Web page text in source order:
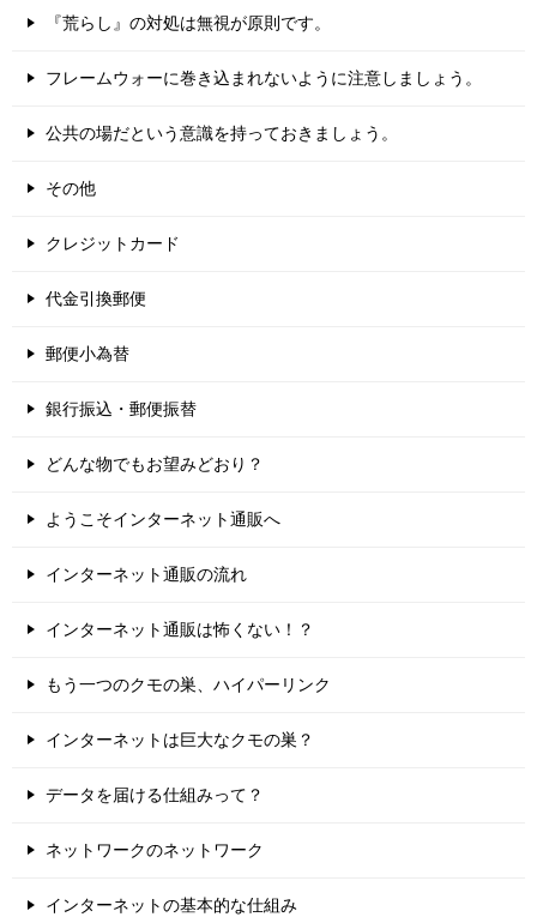
『荒らし』の対処は無視が原則です。
フレームウォーに巻き込まれないように注意しましょう。
公共の場だという意識を持っておきましょう。
その他
クレジットカード
代金引換郵便
郵便小為替
銀行振込・郵便振替
どんな物でもお望みどおり？
ようこそインターネット通販へ
インターネット通販の流れ
インターネット通販は怖くない！？
もう一つのクモの巣、ハイパーリンク
インターネットは巨大なクモの巣？
データを届ける仕組みって？
ネットワークのネットワーク
インターネットの基本的な仕組み